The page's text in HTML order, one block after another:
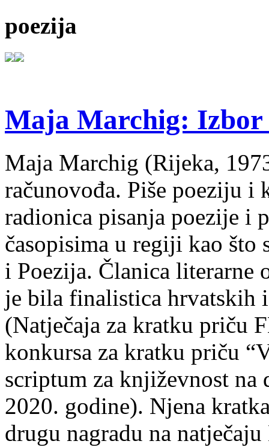
poezija
Maja Marchig: Izbor
Maja Marchig (Rijeka,
računovođa. Piše poeziju i
radionica pisanja poezije i
časopisima u regiji kao što
i Poezija. Članica literarne
je bila finalistica hrvatskih
(Natječaja za kratku priču
konkursa za kratku priču
scriptum za književnost na
2020. godine). Njena
drugu nagradu na